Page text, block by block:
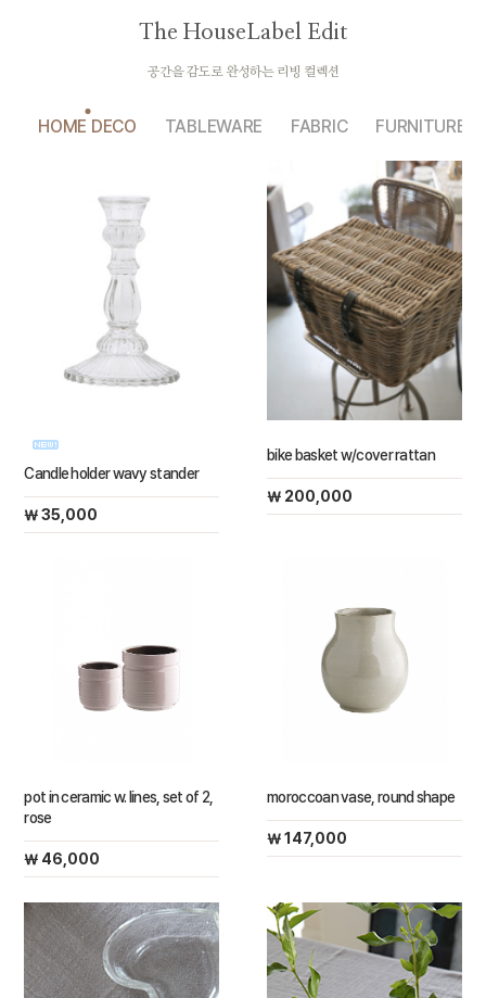
The HouseLabel Edit
공간을 감도로 완성하는 리빙 컬렉션
HOME DECO TABLEWARE FABRIC FURNITURE
Candle holder wavy stander
￦ 35,000
bike basket w/cover rattan
￦ 200,000
pot in ceramic w. lines, set of 2,
rose
￦ 46,000
moroccoan vase, round shape
￦ 147,000